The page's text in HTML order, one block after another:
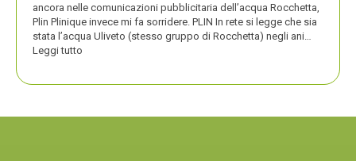
ancora nelle comunicazioni pubblicitaria dell’acqua Rocchetta,
Plin Plinique invece mi fa sorridere. PLIN In rete si legge che sia
stata l’acqua Uliveto (stesso gruppo di Rocchetta) negli ani…
Leggi tutto